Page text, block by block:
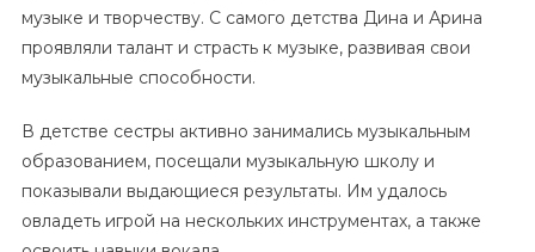
музыке и творчеству. С самого детства Дина и Арина
проявляли талант и страсть к музыке, развивая свои
музыкальные способности.
В детстве сестры активно занимались музыкальным
образованием, посещали музыкальную школу и
показывали выдающиеся результаты. Им удалось
овладеть игрой на нескольких инструментах, а также